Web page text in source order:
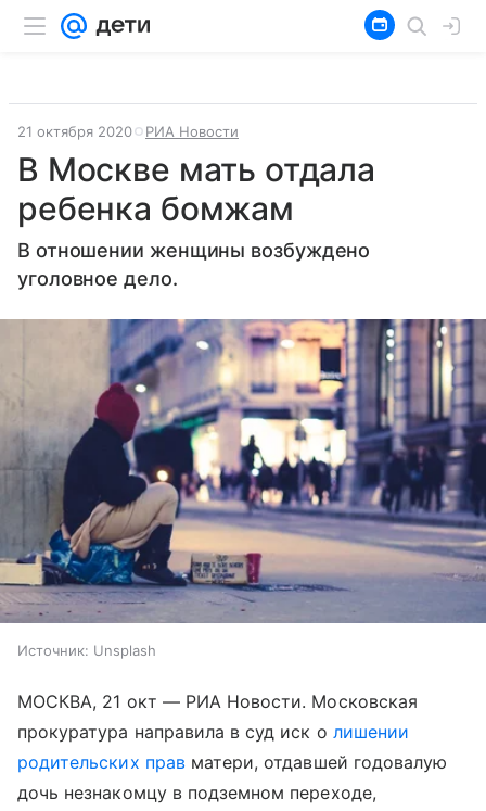
21 октября 2020 РИА Новости
В Москве мать отдала
ребенка бомжам
В отношении женщины возбуждено
уголовное дело.
Источник: Unsplash
МОСКВА, 21 окт — РИА Новости. Московская
прокуратура направила в суд иск о лишении
родительских правматери, отдавшей годовалую
дочь незнакомцу в подземном переходе,